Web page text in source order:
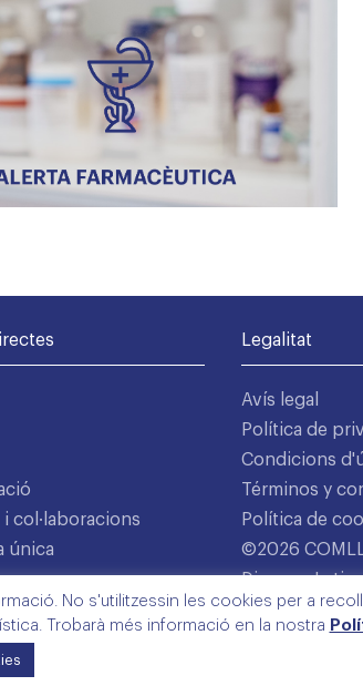
col·laboracions
única
Legalitat
Avís legal
Política de
Condicions
Términos y
Política de
©2026
Disseny:
No s'utilitzessin les cookies per a
Trobarà més informació en la nostra